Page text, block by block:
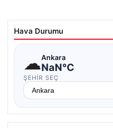
Hava Durumu
☁Ankara
NaN°C
ŞEHIR SEÇ